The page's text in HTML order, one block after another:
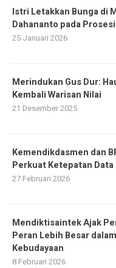
Istri Letakkan Bunga di
Dahananto pada
25 Januari 2026
Merindukan Gus Dur:
Kembali Warisan Nilai
21 Desember 2025
Kemendikdasmen dan
Perkuat Ketepatan
27 Februari 2026
Mendiktisaintek Ajak
Peran Lebih Besar
Kebudayaan
8 Februari 2026